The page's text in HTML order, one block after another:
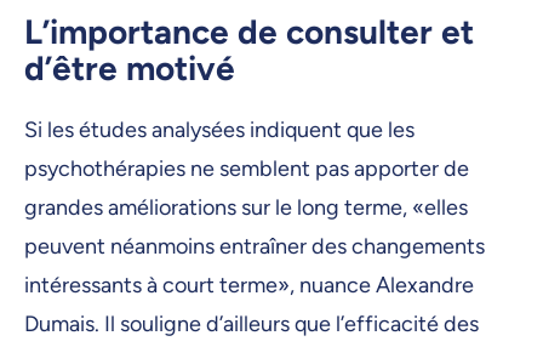
L’importance de consulter et
d’être motivé
Si les études analysées indiquent que les
psychothérapies ne semblent pas apporter de
grandes améliorations sur le long terme, «elles
peuvent néanmoins entraîner des changements
intéressants à court terme», nuance Alexandre
Dumais. Il souligne d’ailleurs que l’efficacité des